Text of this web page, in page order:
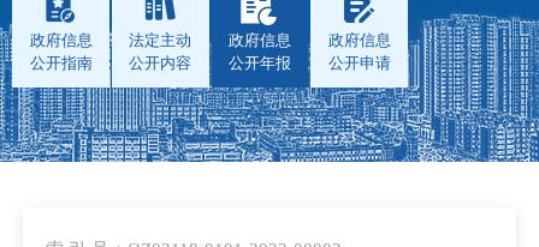
政府信息
公开指南
法定主动
公开内容
政府信息
公开年报
政府信息
公开申请